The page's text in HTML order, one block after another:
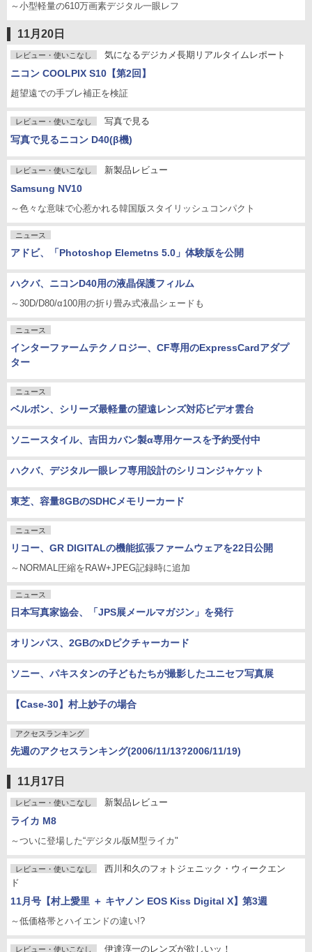
～小型軽量の610万画素デジタル一眼レフ
11月20日
レビュー・使いこなし 気になるデジカメ長期リアルタイムレポート
ニコン COOLPIX S10【第2回】
超望遠での手ブレ補正を検証
レビュー・使いこなし 写真で見る
写真で見るニコン D40(β機)
レビュー・使いこなし 新製品レビュー
Samsung NV10
～色々な意味で心惹かれる韓国版スタイリッシュコンパクト
ニュース
アドビ、「Photoshop Elemetns 5.0」体験版を公開
ハクバ、ニコンD40用の液晶保護フィルム
～30D/D80/α100用の折り畳み式液晶シェードも
ニュース
インターファームテクノロジー、CF専用のExpressCardアダプ
ター
ニュース
ベルボン、シリーズ最軽量の望遠レンズ対応ビデオ雲台
ソニースタイル、吉田カバン製α専用ケースを予約受付中
ハクバ、デジタル一眼レフ専用設計のシリコンジャケット
東芝、容量8GBのSDHCメモリーカード
ニュース
リコー、GR DIGITALの機能拡張ファームウェアを22日公開
～NORMAL圧縮をRAW+JPEG記録時に追加
ニュース
日本写真家協会、「JPS展メールマガジン」を発行
オリンパス、2GBのxDピクチャーカード
ソニー、パキスタンの子どもたちが撮影したユニセフ写真展
【Case-30】村上妙子の場合
アクセスランキング
先週のアクセスランキング(2006/11/13?2006/11/19)
11月17日
レビュー・使いこなし 新製品レビュー
ライカ M8
～ついに登場した“デジタル版M型ライカ"
レビュー・使いこなし
西川和久のフォトジェニック・ウィークエン
ド
11月号【村上愛里 ＋ キヤノン EOS Kiss Digital X】第3週
～低価格帯とハイエンドの違い!?
レビュー・使いこなし 伊達淳一のレンズが欲しいッ！